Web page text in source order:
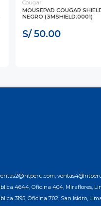
Cougar
MOUSEPAD COUGAR
NEGRO (3MSHIELD.0001)
S/ 50.00
4644, Oficina 404, Miraflores,
3195, Oficina 702, San Isidro,